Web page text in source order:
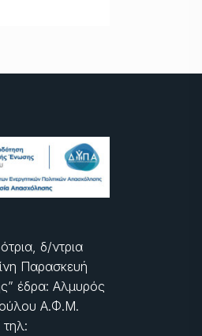
δ/ντρια
Παρασκευή
έδρα: Αλμυρός
Α.Φ.Μ.